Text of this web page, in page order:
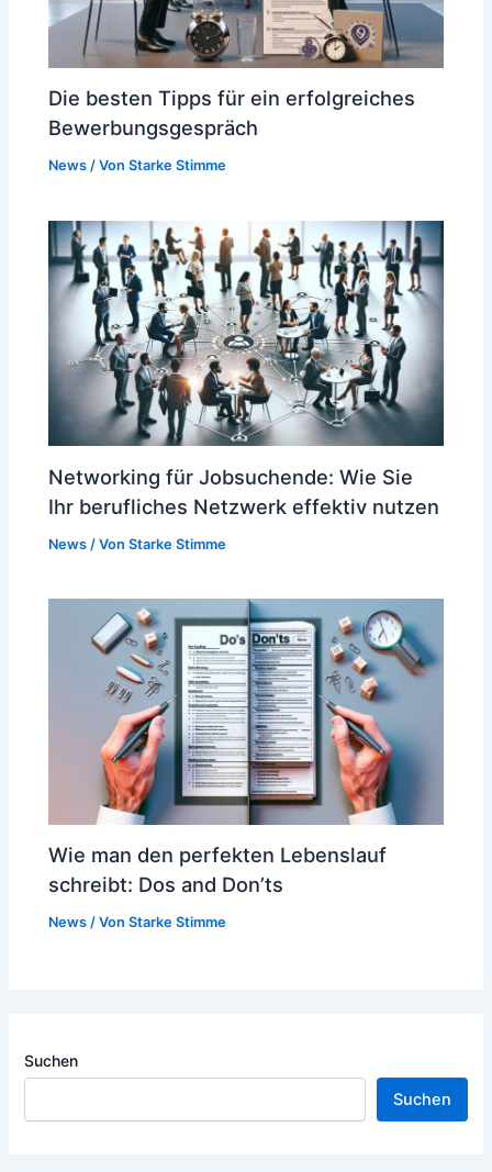
Die besten Tipps für ein erfolgreiches
Bewerbungsgespräch
News / VonStarke Stimme
Networking für Jobsuchende: Wie Sie
Ihr berufliches Netzwerk effektiv nutzen
News / VonStarke Stimme
Wie man den perfekten Lebenslauf
schreibt: Dos and Don’ts
News / VonStarke Stimme
Suchen
Suchen